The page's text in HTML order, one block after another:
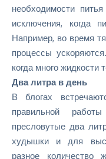
необходимости
исключения, когда
Например, во время
процессы
когда много жидкости
Два литра в день
В блогах
правильной
пресловутые два
худышки и для
разное количество